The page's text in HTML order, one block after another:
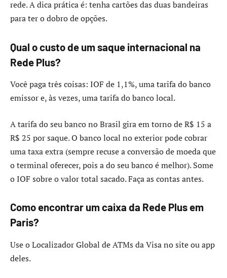
rede. A dica prática é: tenha cartões das duas bandeiras
para ter o dobro de opções.
Qual o custo de um saque internacional na
Rede Plus?
Você paga três coisas: IOF de 1,1%, uma tarifa do banco
emissor e, às vezes, uma tarifa do banco local.
A tarifa do seu banco no Brasil gira em torno de R$ 15 a
R$ 25 por saque. O banco local no exterior pode cobrar
uma taxa extra (sempre recuse a conversão de moeda que
o terminal oferecer, pois a do seu banco é melhor). Some
o IOF sobre o valor total sacado. Faça as contas antes.
Como encontrar um caixa da Rede Plus em
Paris?
Use o Localizador Global de ATMs da Visa no site ou app
deles.